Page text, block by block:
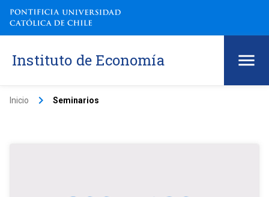
Instituto de Economía
Inicio keyboard_arrow_right Seminarios